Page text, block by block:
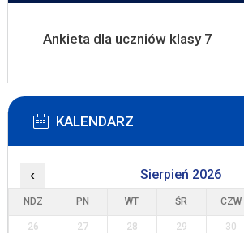
Ankieta dla uczniów klasy 7
KALENDARZ
‹ Sierpień 2026
NDZ PN WT ŚR CZW
26 27 28 29 30